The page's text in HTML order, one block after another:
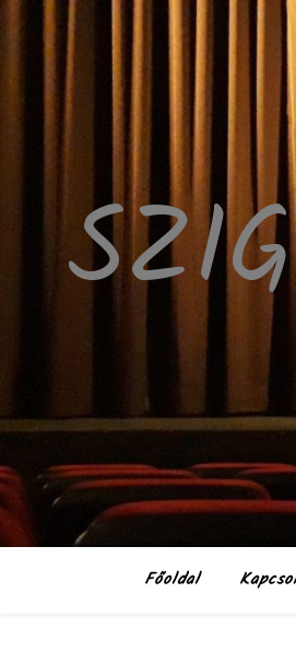
Főoldal